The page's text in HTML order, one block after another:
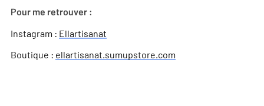
Pour me retrouver :
Instagram : Ellartisanat
Boutique : ellartisanat.sumupstore.com